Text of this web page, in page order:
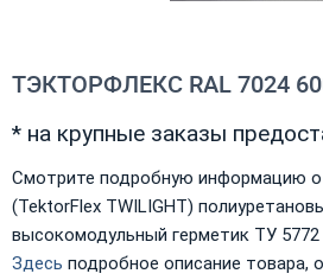
ТЭКТОРФЛЕКС RAL 7024
* на крупные заказы
Смотрите подробную информацию
(TektorFlex TWILIGHT)
высокомодульный герметик ТУ 5772
Здесь подробное описание товара,